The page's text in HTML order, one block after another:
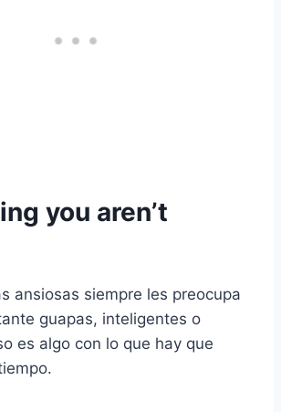
you aren’t
ansiosas siempre les preocupa
guapas, inteligentes o
es algo con lo que hay que